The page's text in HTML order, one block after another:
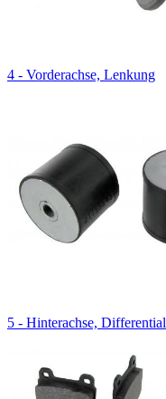
4 - Vorderachse, Lenkung
5 - Hinterachse, Differential